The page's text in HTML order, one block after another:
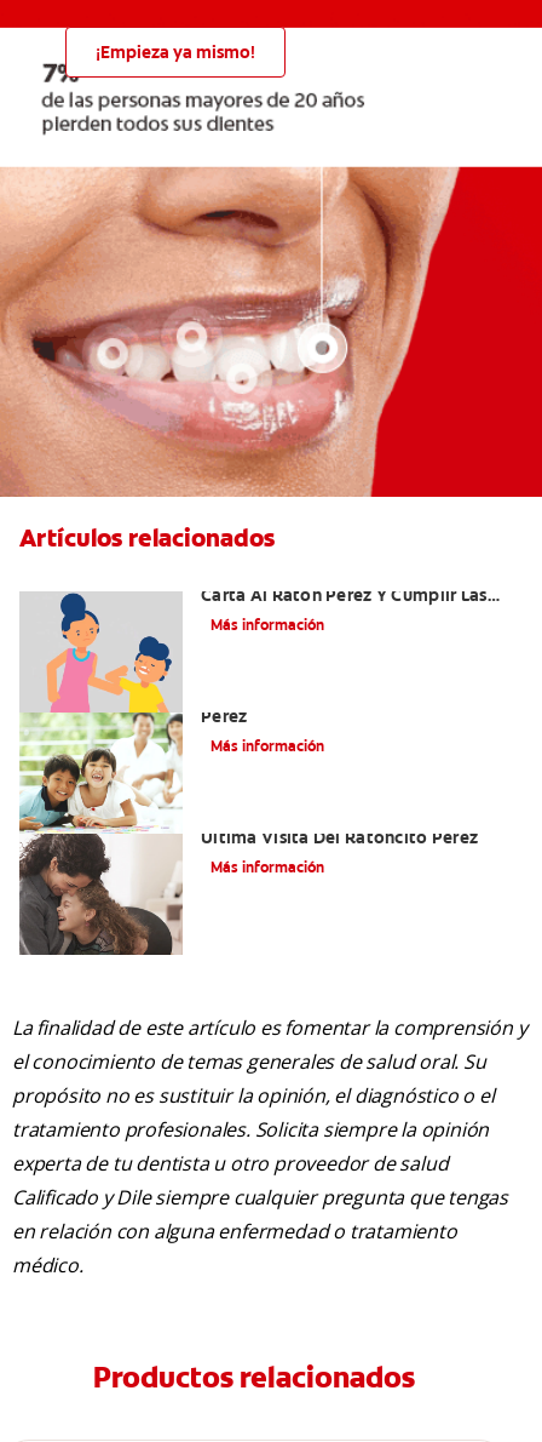
¡Empieza ya mismo!
Artículos relacionados
Carta Al Ratón Pérez Y Cumplir Las
Fantasías De Su Hijo/A
Más información
Pérez
Más información
Última Visita Del Ratoncito Pérez
Más información
La finalidad de este artículo es fomentar la comprensión y
el conocimiento de temas generales de salud oral. Su
propósito no es sustituir la opinión, el diagnóstico o el
tratamiento profesionales. Solicita siempre la opinión
experta de tu dentista u otro proveedor de salud
Calificado y Dile siempre cualquier pregunta que tengas
en relación con alguna enfermedad o tratamiento
médico.
Productos relacionados